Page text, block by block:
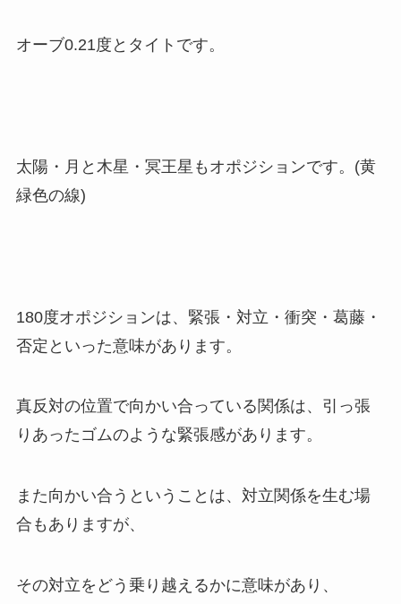
オーブ0.21度とタイトです。
太陽・月と木星・冥王星もオポジションです。(黄
緑色の線)
180度オポジションは、緊張・対立・衝突・葛藤・
否定といった意味があります。
真反対の位置で向かい合っている関係は、引っ張
りあったゴムのような緊張感があります。
また向かい合うということは、対立関係を生む場
合もありますが、
その対立をどう乗り越えるかに意味があり、